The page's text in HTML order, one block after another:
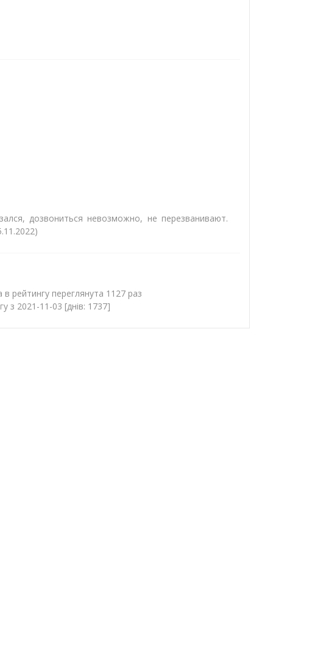
дозвониться невозможно, не перезванивают.
рейтингу переглянута 1127 раз
з 2021-11-03 [днів: 1737]